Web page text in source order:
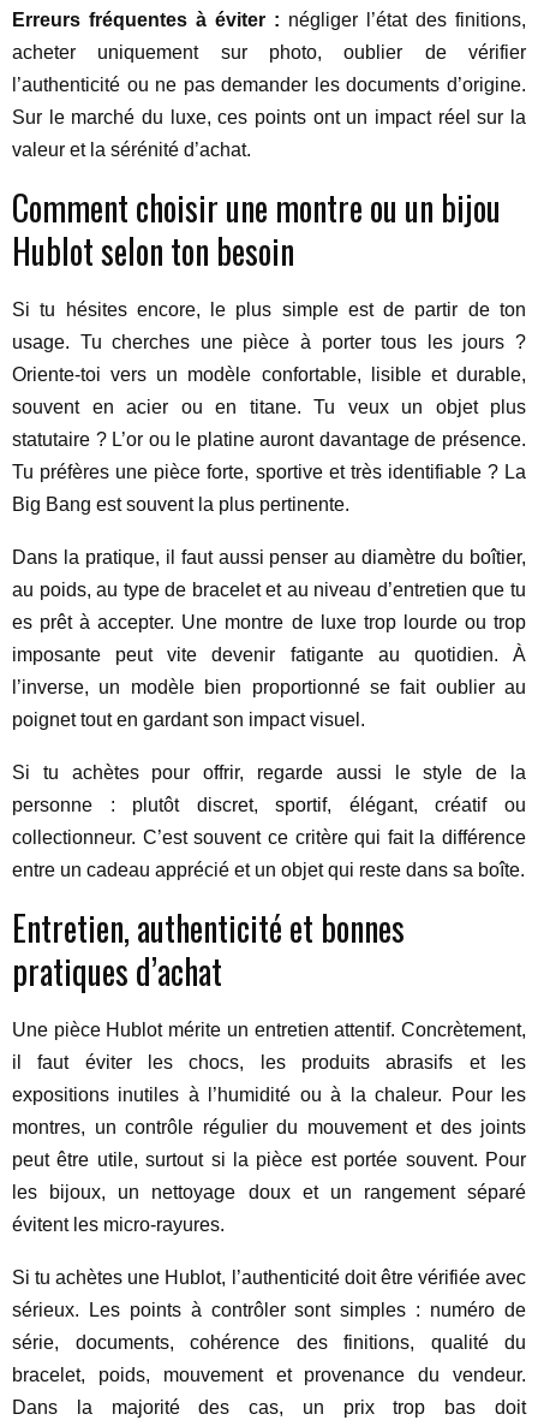
Erreurs fréquentes à éviter : négliger l’état des finitions,
acheter uniquement sur photo, oublier de vérifier
l’authenticité ou ne pas demander les documents d’origine.
Sur le marché du luxe, ces points ont un impact réel sur la
valeur et la sérénité d’achat.
Comment choisir une montre ou un bijou
Hublot selon ton besoin
Si tu hésites encore, le plus simple est de partir de ton
usage. Tu cherches une pièce à porter tous les jours ?
Oriente-toi vers un modèle confortable, lisible et durable,
souvent en acier ou en titane. Tu veux un objet plus
statutaire ? L’or ou le platine auront davantage de présence.
Tu préfères une pièce forte, sportive et très identifiable ? La
Big Bang est souvent la plus pertinente.
Dans la pratique, il faut aussi penser au diamètre du boîtier,
au poids, au type de bracelet et au niveau d’entretien que tu
es prêt à accepter. Une montre de luxe trop lourde ou trop
imposante peut vite devenir fatigante au quotidien. À
l’inverse, un modèle bien proportionné se fait oublier au
poignet tout en gardant son impact visuel.
Si tu achètes pour offrir, regarde aussi le style de la
personne : plutôt discret, sportif, élégant, créatif ou
collectionneur. C’est souvent ce critère qui fait la différence
entre un cadeau apprécié et un objet qui reste dans sa boîte.
Entretien, authenticité et bonnes
pratiques d’achat
Une pièce Hublot mérite un entretien attentif. Concrètement,
il faut éviter les chocs, les produits abrasifs et les
expositions inutiles à l’humidité ou à la chaleur. Pour les
montres, un contrôle régulier du mouvement et des joints
peut être utile, surtout si la pièce est portée souvent. Pour
les bijoux, un nettoyage doux et un rangement séparé
évitent les micro-rayures.
Si tu achètes une Hublot, l’authenticité doit être vérifiée avec
sérieux. Les points à contrôler sont simples : numéro de
série, documents, cohérence des finitions, qualité du
bracelet, poids, mouvement et provenance du vendeur.
Dans la majorité des cas, un prix trop bas doit